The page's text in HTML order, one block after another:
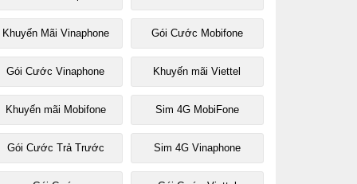
Khuyến Mãi Vinaphone Gói Cước Mobifone
Gói Cước Vinaphone Khuyến mãi Viettel
Khuyến mãi Mobifone Sim 4G MobiFone
Gói Cước Trả Trước Sim 4G Vinaphone